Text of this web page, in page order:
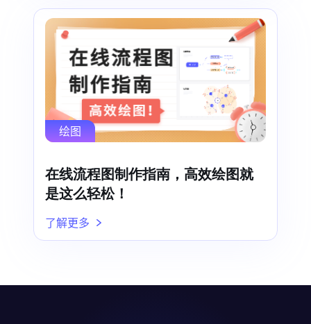
绘图
在线流程图制作指南，高效绘图就
是这么轻松！
了解更多